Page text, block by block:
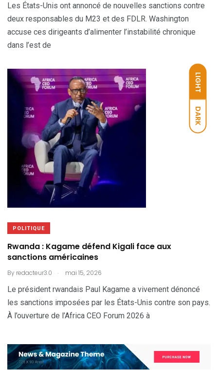
LIGHT
DARK
Les États-Unis ont annoncé de nouvelles sanctions contre
deux responsables du M23 et des FDLR. Washington
accuse ces dirigeants d’alimenter l’instabilité chronique
dans l’est de
POLITIQUE
Rwanda : Kagame défend Kigali face aux
sanctions américaines
By redacteur3.0 . mai 15, 2026
Le président rwandais Paul Kagame a vivement dénoncé
les sanctions imposées par les États-Unis contre son pays.
À l’ouverture de l’Africa CEO Forum 2026 à